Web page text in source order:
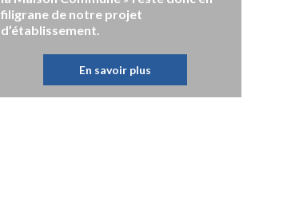
filigrane de notre projet
d’établissement.
En savoir plus